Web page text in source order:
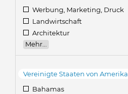
Werbung, Marketing, Druck
Landwirtschaft
Architektur
Mehr...
Vereinigte Staaten von Amerika
Bahamas